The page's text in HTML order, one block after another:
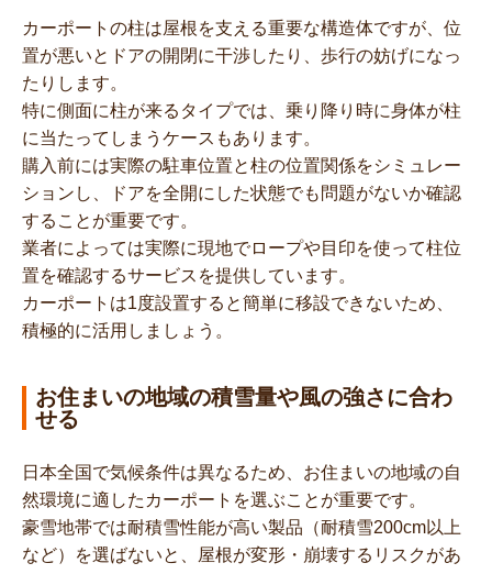
カーポートの柱は屋根を支える重要な構造体ですが、位
置が悪いとドアの開閉に干渉したり、歩行の妨げになっ
たりします。
特に側面に柱が来るタイプでは、乗り降り時に身体が柱
に当たってしまうケースもあります。
購入前には実際の駐車位置と柱の位置関係をシミュレー
ションし、ドアを全開にした状態でも問題がないか確認
することが重要です。
業者によっては実際に現地でロープや目印を使って柱位
置を確認するサービスを提供しています。
カーポートは1度設置すると簡単に移設できないため、
積極的に活用しましょう。
お住まいの地域の積雪量や風の強さに合わ
せる
日本全国で気候条件は異なるため、お住まいの地域の自
然環境に適したカーポートを選ぶことが重要です。
豪雪地帯では耐積雪性能が高い製品（耐積雪200cm以上
など）を選ばないと、屋根が変形・崩壊するリスクがあ